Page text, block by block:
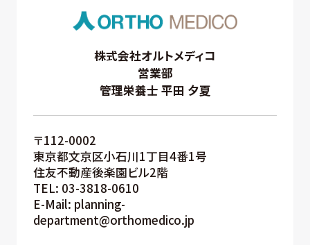
株式会社オルトメディコ
営業部
管理栄養士 平⽥ ⼣夏
〒112-0002
東京都文京区小石川1丁目4番1号
住友不動産後楽園ビル2階
TEL: 03-3818-0610
E-Mail: planning-
department@orthomedico.jp